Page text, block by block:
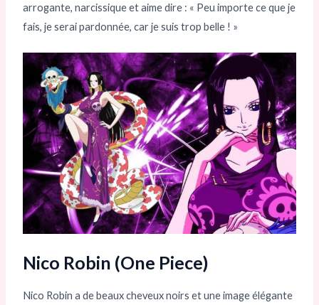
arrogante, narcissique et aime dire : « Peu importe ce que je
fais, je serai pardonnée, car je suis trop belle ! »
Nico Robin (One Piece)
Nico Robin a de beaux cheveux noirs et une image élégante